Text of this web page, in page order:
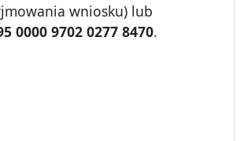
wniosku) lub
0000 9702 0277 8470.